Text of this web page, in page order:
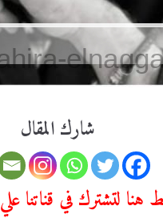
شارك المقال
هنا لتشترك في قناتنا